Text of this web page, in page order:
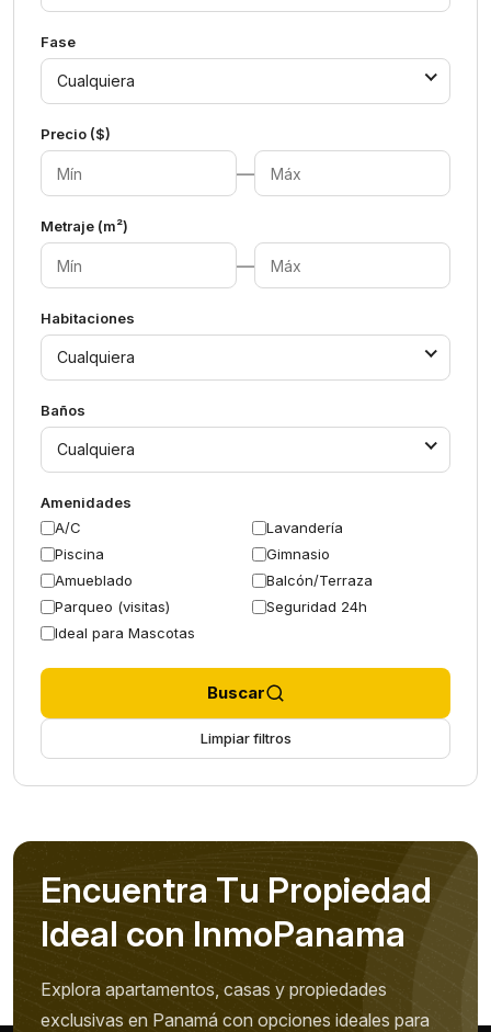
Fase
Cualquiera
Precio ($)
—
Metraje (m²)
—
Habitaciones
Cualquiera
Baños
Cualquiera
Amenidades
A/C
Lavandería
Piscina
Gimnasio
Amueblado
Balcón/Terraza
Parqueo (visitas)
Seguridad 24h
Ideal para Mascotas
Buscar
Limpiar filtros
Encuentra Tu Propiedad
Ideal con InmoPanama
Explora apartamentos, casas y propiedades
exclusivas en Panamá con opciones ideales para